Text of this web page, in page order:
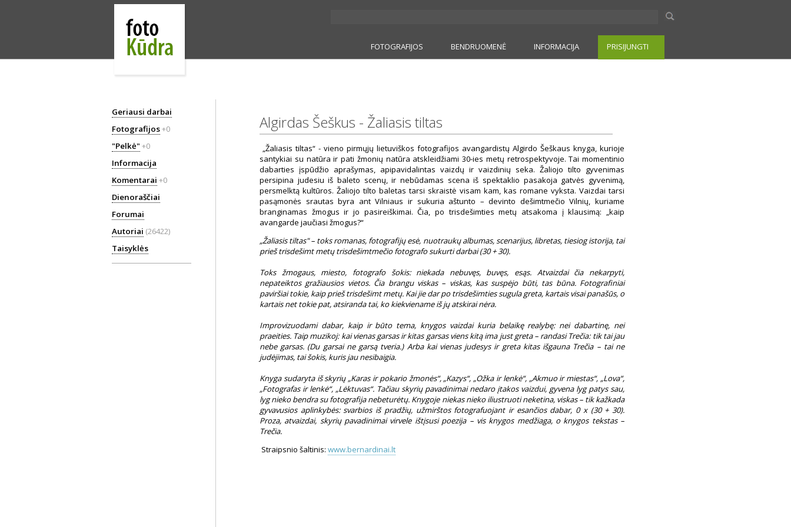
FOTOGRAFIJOS BENDRUOMENĖ INFORMACIJA PRISIJUNGTI
Geriausi darbai
Fotografijos+0
"Pelkė" +0
Informacija
Komentarai +0
Dienoraščiai
Forumai
Autoriai (26422)
Taisyklės
Algirdas Šeškus - Žaliasis tiltas
„Žaliasis tiltas“ - vieno pirmųjų lietuviškos fotografijos avangardistų Algirdo Šeškaus knyga, kurioje
santykiai su natūra ir pati žmonių natūra atskleidžiami 30-ies metų retrospektyvoje. Tai momentinio
dabarties įspūdžio aprašymas, apipavidalintas vaizdų ir vaizdinių seka. Žaliojo tilto gyvenimas
persipina judesiu iš baleto scenų, ir nebūdamas scena iš spektaklio pasakoja gatvės gyvenimą,
persmelktą kultūros. Žaliojo tilto baletas tarsi skraistė visam kam, kas romane vyksta. Vaizdai tarsi
pasąmonės srautas byra ant Vilniaus ir sukuria aštunto – devinto dešimtmečio Vilnių, kuriame
branginamas žmogus ir jo pasireiškimai. Čia, po trisdešimties metų atsakoma į klausimą: „kaip
avangarde jaučiasi žmogus?“
„Žaliasis tiltas" – toks romanas, fotografijų esė, nuotraukų albumas, scenarijus, libretas, tiesiog istorija, tai
prieš trisdešimt metų trisdešimtmečio fotografo sukurti darbai (30 + 30).
Toks žmogaus, miesto, fotografo šokis: niekada nebuvęs, buvęs, esąs. Atvaizdai čia nekarpyti,
nepateiktos gražiausios vietos. Čia brangu viskas – viskas, kas suspėjo būti, tas būna. Fotografiniai
paviršiai tokie, kaip prieš trisdešimt metų. Kai jie dar po trisdešimties sugula greta, kartais visai panašūs, o
kartais net tokie pat, atsiranda tai, ko kiekviename iš jų atskirai nėra.
Improvizuodami dabar, kaip ir būto tema, knygos vaizdai kuria belaikę realybę: nei dabartinę, nei
praeities. Taip muzikoj: kai vienas garsas ir kitas garsas viens kitą ima just greta – randasi Trečia: tik tai jau
nebe garsas. (Du garsai ne garsą tveria.) Arba kai vienas judesys ir greta kitas išgauna Trečia – tai ne
judėjimas, tai šokis, kuris jau nesibaigia.
Knyga sudaryta iš skyrių „Karas ir pokario žmonės“, „Kazys“, „Ožka ir lenkė“, „Akmuo ir miestas“, „Lova“,
„Fotografas ir lenkė“, „Lėktuvas“. Tačiau skyrių pavadinimai nedaro įtakos vaizdui, gyvena lyg patys sau,
lyg nieko bendra su fotografija nebeturėtų. Knygoje niekas nieko iliustruoti neketina, viskas – tik kažkada
gyvavusios aplinkybės: svarbios iš pradžių, užmirštos fotografuojant ir esančios dabar, 0 x (30 + 30).
Proza, atvaizdai, skyrių pavadinimai virvele ištįsusi poezija – vis knygos medžiaga, o knygos tekstas –
Trečia.
Straipsnio šaltinis: www.bernardinai.lt